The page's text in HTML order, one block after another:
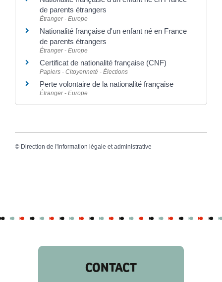
de parents étrangers
Étranger - Europe
Nationalité française d'un enfant né en France
de parents étrangers
Étranger - Europe
Certificat de nationalité française (CNF)
Papiers - Citoyenneté - Élections
Perte volontaire de la nationalité française
Étranger - Europe
© Direction de l'information légale et administrative
CONTACT